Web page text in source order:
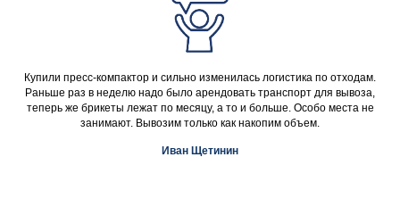
Купили пресс-компактор и сильно изменилась логистика по отходам.
Раньше раз в неделю надо было арендовать транспорт для вывоза,
теперь же брикеты лежат по месяцу, а то и больше. Особо места не
занимают. Вывозим только как накопим объем.
Иван Щетинин